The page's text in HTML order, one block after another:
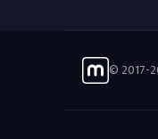
© 2017-